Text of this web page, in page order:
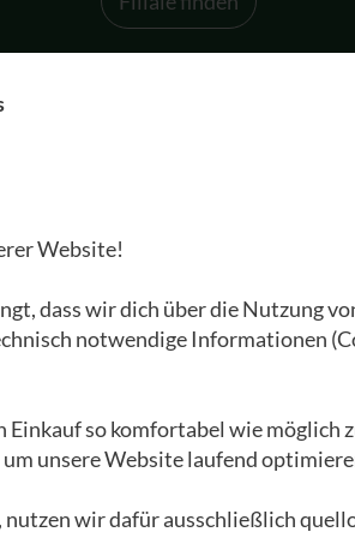
Engagement
Schenk auch Du...
Unsere Freunde
Apfelbäumchen
Darlehen
Website!
dass wir dich über die Nutzung
notwendige Informationen
Einkauf so komfortabel wie möglich
unsere Website laufend
wir dafür ausschließlich